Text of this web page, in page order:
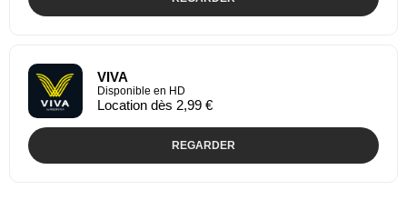
VIVA
Disponible en HD
Location dès 2,99 €
REGARDER